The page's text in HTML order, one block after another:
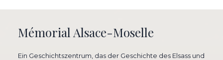
Mémorial Alsace-Moselle
Ein Geschichtszentrum, das der Geschichte des Elsass und